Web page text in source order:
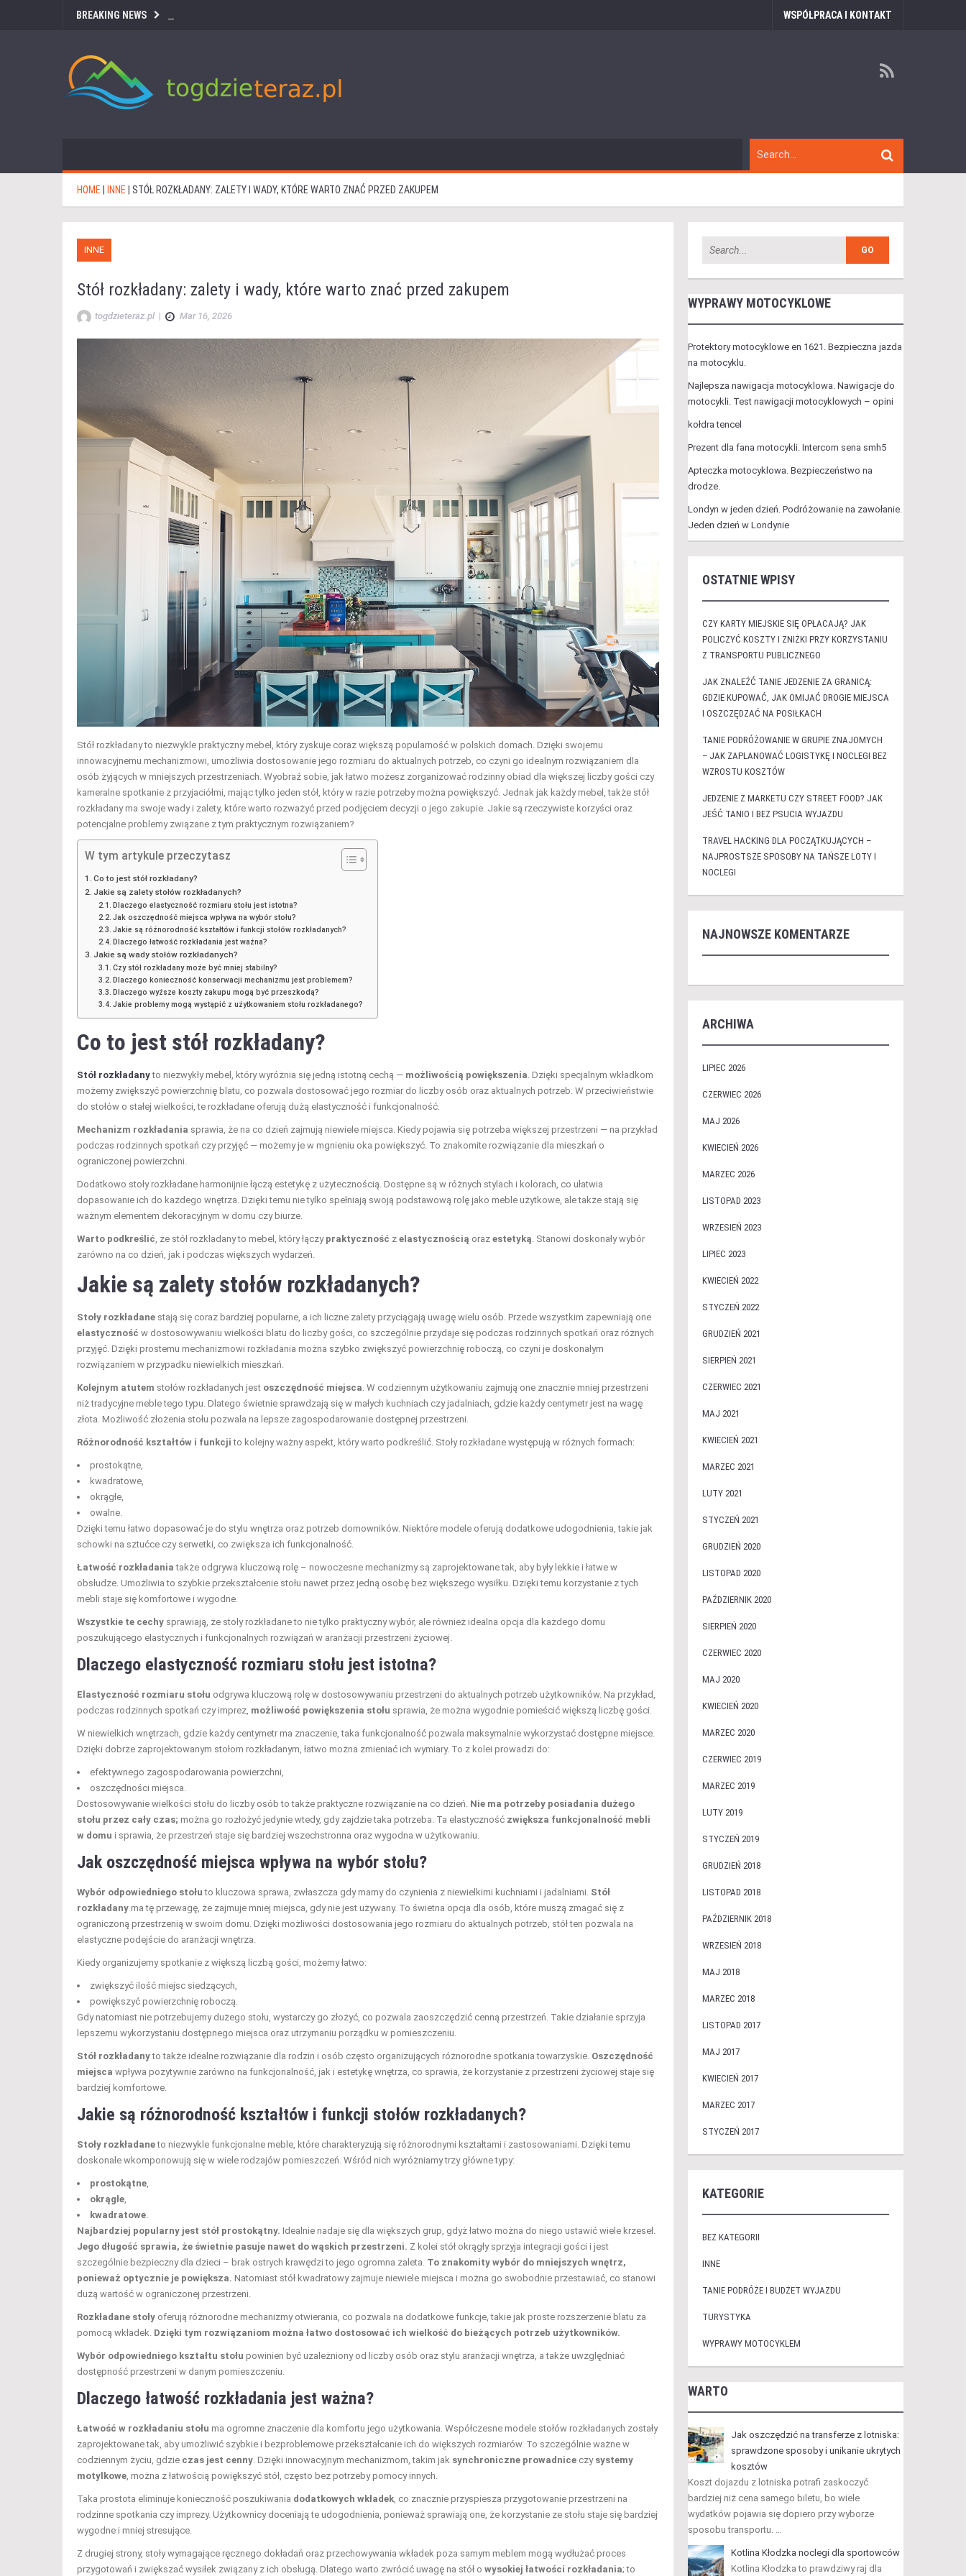
BREAKING NEWS WSPÓŁPRACA I KONTAKT
HOME INNE STÓŁ ROZKŁADANY: ZALETY I WADY, KTÓRE WARTO ZNAĆ PRZED ZAKUPEM
INNE
Stół rozkładany: zalety i wady, które warto znać przed zakupem
togdzieteraz.pl | Mar 16, 2026
Stół rozkładany to niezwykle praktyczny mebel, który zyskuje coraz większą popularność w polskich domach. Dzięki swojemu
innowacyjnemu mechanizmowi, umożliwia dostosowanie jego rozmiaru do aktualnych potrzeb, co czyni go idealnym rozwiązaniem dla
osób żyjących w mniejszych przestrzeniach. Wyobraź sobie, jak łatwo możesz zorganizować rodzinny obiad dla większej liczby gości czy
kameralne spotkanie z przyjaciółmi, mając tylko jeden stół, który w razie potrzeby można powiększyć. Jednak jak każdy mebel, także stół
rozkładany ma swoje wady i zalety, które warto rozważyć przed podjęciem decyzji o jego zakupie. Jakie są rzeczywiste korzyści oraz
potencjalne problemy związane z tym praktycznym rozwiązaniem?
W tym artykule przeczytasz
Co to jest stół rozkładany?
Jakie są zalety stołów rozkładanych?
Dlaczego elastyczność rozmiaru stołu jest istotna?
Jak oszczędność miejsca wpływa na wybór stołu?
Jakie są różnorodność kształtów i funkcji stołów rozkładanych?
Dlaczego łatwość rozkładania jest ważna?
Jakie są wady stołów rozkładanych?
Czy stół rozkładany może być mniej stabilny?
Dlaczego konieczność konserwacji mechanizmu jest problemem?
Dlaczego wyższe koszty zakupu mogą być przeszkodą?
Jakie problemy mogą wystąpić z użytkowaniem stołu rozkładanego?
Co to jest stół rozkładany?
Stół rozkładanyto niezwykły mebel, który wyróżnia się jedną istotną cechą — możliwością powiększenia . Dzięki specjalnym wkładkom
możemy zwiększyć powierzchnię blatu, co pozwala dostosować jego rozmiar do liczby osób oraz aktualnych potrzeb. W przeciwieństwie
do stołów o stałej wielkości, te rozkładane oferują dużą elastyczność i funkcjonalność.
Mechanizm rozkładania sprawia, że na co dzień zajmują niewiele miejsca. Kiedy pojawia się potrzeba większej przestrzeni — na przykład
podczas rodzinnych spotkań czy przyjęć — możemy je w mgnieniu oka powiększyć. To znakomite rozwiązanie dla mieszkań o
ograniczonej powierzchni.
Dodatkowo stoły rozkładane harmonijnie łączą estetykę z użytecznością. Dostępne są w różnych stylach i kolorach, co ułatwia
dopasowanie ich do każdego wnętrza. Dzięki temu nie tylko spełniają swoją podstawową rolę jako meble użytkowe, ale także stają się
ważnym elementem dekoracyjnym w domu czy biurze.
Warto podkreślić , że stół rozkładany to mebel, który łączy praktyczność z elastycznością oraz estetyką . Stanowi doskonały wybór
zarówno na co dzień, jak i podczas większych wydarzeń.
Jakie są zalety stołów rozkładanych?
Stoły rozkładane stają się coraz bardziej popularne, a ich liczne zalety przyciągają uwagę wielu osób. Przede wszystkim zapewniają one
elastyczność w dostosowywaniu wielkości blatu do liczby gości, co szczególnie przydaje się podczas rodzinnych spotkań oraz różnych
przyjęć. Dzięki prostemu mechanizmowi rozkładania można szybko zwiększyć powierzchnię roboczą, co czyni je doskonałym
rozwiązaniem w przypadku niewielkich mieszkań.
Kolejnym atutem stołów rozkładanych jest oszczędność miejsca . W codziennym użytkowaniu zajmują one znacznie mniej przestrzeni
niż tradycyjne meble tego typu. Dlatego świetnie sprawdzają się w małych kuchniach czy jadalniach, gdzie każdy centymetr jest na wagę
złota. Możliwość złożenia stołu pozwala na lepsze zagospodarowanie dostępnej przestrzeni.
Różnorodność kształtów i funkcji to kolejny ważny aspekt, który warto podkreślić. Stoły rozkładane występują w różnych formach:
prostokątne,
kwadratowe,
okrągłe,
owalne.
Dzięki temu łatwo dopasować je do stylu wnętrza oraz potrzeb domowników. Niektóre modele oferują dodatkowe udogodnienia, takie jak
schowki na sztućce czy serwetki, co zwiększa ich funkcjonalność.
Łatwość rozkładania także odgrywa kluczową rolę – nowoczesne mechanizmy są zaprojektowane tak, aby były lekkie i łatwe w
obsłudze. Umożliwia to szybkie przekształcenie stołu nawet przez jedną osobę bez większego wysiłku. Dzięki temu korzystanie z tych
mebli staje się komfortowe i wygodne.
Wszystkie te cechy sprawiają, że stoły rozkładane to nie tylko praktyczny wybór, ale również idealna opcja dla każdego domu
poszukującego elastycznych i funkcjonalnych rozwiązań w aranżacji przestrzeni życiowej.
Dlaczego elastyczność rozmiaru stołu jest istotna?
Elastyczność rozmiaru stołu odgrywa kluczową rolę w dostosowywaniu przestrzeni do aktualnych potrzeb użytkowników. Na przykład,
podczas rodzinnych spotkań czy imprez, możliwość powiększenia stołu sprawia, że można wygodnie pomieścić większą liczbę gości.
W niewielkich wnętrzach, gdzie każdy centymetr ma znaczenie, taka funkcjonalność pozwala maksymalnie wykorzystać dostępne miejsce.
Dzięki dobrze zaprojektowanym stołom rozkładanym, łatwo można zmieniać ich wymiary. To z kolei prowadzi do:
efektywnego zagospodarowania powierzchni,
oszczędności miejsca.
Dostosowywanie wielkości stołu do liczby osób to także praktyczne rozwiązanie na co dzień. Nie ma potrzeby posiadania dużego
stołu przez cały czas; można go rozłożyć jedynie wtedy, gdy zajdzie taka potrzeba. Ta elastyczność zwiększa funkcjonalność mebli
w domu i sprawia, że przestrzeń staje się bardziej wszechstronna oraz wygodna w użytkowaniu.
Jak oszczędność miejsca wpływa na wybór stołu?
Wybór odpowiedniego stołu to kluczowa sprawa, zwłaszcza gdy mamy do czynienia z niewielkimi kuchniami i jadalniami. Stół
rozkładany ma tę przewagę, że zajmuje mniej miejsca, gdy nie jest używany. To świetna opcja dla osób, które muszą zmagać się z
ograniczoną przestrzenią w swoim domu. Dzięki możliwości dostosowania jego rozmiaru do aktualnych potrzeb, stół ten pozwala na
elastyczne podejście do aranżacji wnętrza.
Kiedy organizujemy spotkanie z większą liczbą gości, możemy łatwo:
zwiększyć ilość miejsc siedzących,
powiększyć powierzchnię roboczą.
Gdy natomiast nie potrzebujemy dużego stołu, wystarczy go złożyć, co pozwala zaoszczędzić cenną przestrzeń. Takie działanie sprzyja
lepszemu wykorzystaniu dostępnego miejsca oraz utrzymaniu porządku w pomieszczeniu.
Stół rozkładanyto także idealne rozwiązanie dla rodzin i osób często organizujących różnorodne spotkania towarzyskie. Oszczędność
miejsca wpływa pozytywnie zarówno na funkcjonalność, jak i estetykę wnętrza, co sprawia, że korzystanie z przestrzeni życiowej staje się
bardziej komfortowe.
Jakie są różnorodność kształtów i funkcji stołów rozkładanych?
Stoły rozkładaneto niezwykle funkcjonalne meble, które charakteryzują się różnorodnymi kształtami i zastosowaniami. Dzięki temu
doskonale wkomponowują się w wiele rodzajów pomieszczeń. Wśród nich wyróżniamy trzy główne typy:
prostokątne
okrągłe
kwadratowe
Najbardziej popularny jest stół prostokątny. Idealnie nadaje się dla większych grup, gdyż łatwo można do niego ustawić wiele krzeseł.
Jego długość sprawia, że świetnie pasuje nawet do wąskich przestrzeni. Z kolei stół okrągły sprzyja integracji gości i jest
szczególnie bezpieczny dla dzieci – brak ostrych krawędzi to jego ogromna zaleta. To znakomity wybór do mniejszych wnętrz,
ponieważ optycznie je powiększa. Natomiast stół kwadratowy zajmuje niewiele miejsca i można go swobodnie przestawiać, co stanowi
dużą wartość w ograniczonej przestrzeni.
Rozkładane stoły oferują różnorodne mechanizmy otwierania, co pozwala na dodatkowe funkcje, takie jak proste rozszerzenie blatu za
pomocą wkładek. Dzięki tym rozwiązaniom można łatwo dostosować ich wielkość do bieżących potrzeb użytkowników.
Wybór odpowiedniego kształtu stołu powinien być uzależniony od liczby osób oraz stylu aranżacji wnętrza, a także uwzględniać
dostępność przestrzeni w danym pomieszczeniu.
Dlaczego łatwość rozkładania jest ważna?
Łatwość w rozkładaniu stołu ma ogromne znaczenie dla komfortu jego użytkowania. Współczesne modele stołów rozkładanych zostały
zaprojektowane tak, aby umożliwić szybkie i bezproblemowe przekształcanie ich do większych rozmiarów. To szczególnie ważne w
codziennym życiu, gdzie czas jest cenny . Dzięki innowacyjnym mechanizmom, takim jak synchroniczne prowadnice czy systemy
motylkowe , można z łatwością powiększyć stół, często bez potrzeby pomocy innych.
Taka prostota eliminuje konieczność poszukiwania dodatkowych wkładek , co znacznie przyspiesza przygotowanie przestrzeni na
rodzinne spotkania czy imprezy. Użytkownicy doceniają te udogodnienia, ponieważ sprawiają one, że korzystanie ze stołu staje się bardziej
wygodne i mniej stresujące.
Z drugiej strony, stoły wymagające ręcznego dokładań oraz przechowywania wkładek poza samym meblem mogą wydłużać proces
przygotowań i zwiększać wysiłek związany z ich obsługą. Dlatego warto zwrócić uwagę na stół o wysokiej łatwości rozkładania; to
WYPRAWY MOTOCYKLOWE
Protektory motocyklowe en 1621. Bezpieczna jazda
na motocyklu.
Najlepsza nawigacja motocyklowa. Nawigacje do
motocykli. Test nawigacji motocyklowych – opini
kołdra tencel
Prezent dla fana motocykli. Intercom sena smh5
Apteczka motocyklowa. Bezpieczeństwo na
drodze.
Londyn w jeden dzień. Podróżowanie na zawołanie.
Jeden dzień w Londynie
OSTATNIE WPISY
CZY KARTY MIEJSKIE SIĘ OPŁACAJĄ? JAK
POLICZYĆ KOSZTY I ZNIŻKI PRZY KORZYSTANIU
Z TRANSPORTU PUBLICZNEGO
JAK ZNALEŹĆ TANIE JEDZENIE ZA GRANICĄ:
GDZIE KUPOWAĆ, JAK OMIJAĆ DROGIE MIEJSCA
I OSZCZĘDZAĆ NA POSIŁKACH
TANIE PODRÓŻOWANIE W GRUPIE ZNAJOMYCH
– JAK ZAPLANOWAĆ LOGISTYKĘ I NOCLEGI BEZ
WZROSTU KOSZTÓW
JEDZENIE Z MARKETU CZY STREET FOOD? JAK
JEŚĆ TANIO I BEZ PSUCIA WYJAZDU
TRAVEL HACKING DLA POCZĄTKUJĄCYCH –
NAJPROSTSZE SPOSOBY NA TAŃSZE LOTY I
NOCLEGI
NAJNOWSZE KOMENTARZE
ARCHIWA
LIPIEC 2026
CZERWIEC 2026
MAJ 2026
KWIECIEŃ 2026
MARZEC 2026
LISTOPAD 2023
WRZESIEŃ 2023
LIPIEC 2023
KWIECIEŃ 2022
STYCZEŃ 2022
GRUDZIEŃ 2021
SIERPIEŃ 2021
CZERWIEC 2021
MAJ 2021
KWIECIEŃ 2021
MARZEC 2021
LUTY 2021
STYCZEŃ 2021
GRUDZIEŃ 2020
LISTOPAD 2020
PAŹDZIERNIK 2020
SIERPIEŃ 2020
CZERWIEC 2020
MAJ 2020
KWIECIEŃ 2020
MARZEC 2020
CZERWIEC 2019
MARZEC 2019
LUTY 2019
STYCZEŃ 2019
GRUDZIEŃ 2018
LISTOPAD 2018
PAŹDZIERNIK 2018
WRZESIEŃ 2018
MAJ 2018
MARZEC 2018
LISTOPAD 2017
MAJ 2017
KWIECIEŃ 2017
MARZEC 2017
STYCZEŃ 2017
KATEGORIE
BEZ KATEGORII
INNE
TANIE PODRÓŻE I BUDŻET WYJAZDU
TURYSTYKA
WYPRAWY MOTOCYKLEM
WARTO
Jak oszczędzić na transferze z lotniska:
sprawdzone sposoby i unikanie ukrytych
kosztów
Koszt dojazdu z lotniska potrafi zaskoczyć
bardziej niż cena samego biletu, bo wiele
wydatków pojawia się dopiero przy wyborze
sposobu transportu. …
Kotlina Kłodzka noclegi dla sportowców
Kotlina Kłodzka to prawdziwy raj dla